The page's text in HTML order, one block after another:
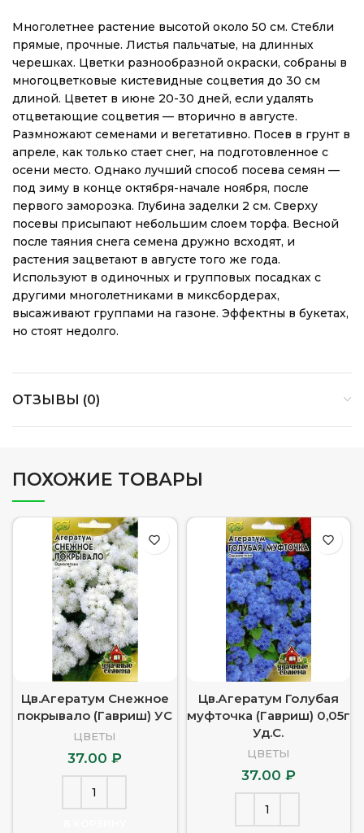
Многолетнее растение высотой около 50 см. Стебли
прямые, прочные. Листья пальчатые, на длинных
черешках. Цветки разнообразной окраски, собраны в
многоцветковые кистевидные соцветия до 30 см
длиной. Цветет в июне 20-30 дней, если удалять
отцветающие соцветия — вторично в августе.
Размножают семенами и вегетативно. Посев в грунт в
апреле, как только стает снег, на подготовленное с
осени место. Однако лучший способ посева семян —
под зиму в конце октября-начале ноября, после
первого заморозка. Глубина заделки 2 см. Сверху
посевы присыпают небольшим слоем торфа. Весной
после таяния снега семена дружно всходят, и
растения зацветают в августе того же года.
Используют в одиночных и групповых посадках с
другими многолетниками в миксбордерах,
высаживают группами на газоне. Эффектны в букетах,
но стоят недолго.
ОТЗЫВЫ (0)
ПОХОЖИЕ ТОВАРЫ
Цв.Агератум Снежное
покрывало (Гавриш) УС
ЦВЕТЫ
37.00₽
Цв.Агератум Голубая
муфточка (Гавриш) 0,05г
Уд.С.
ЦВЕТЫ
37.00 ₽